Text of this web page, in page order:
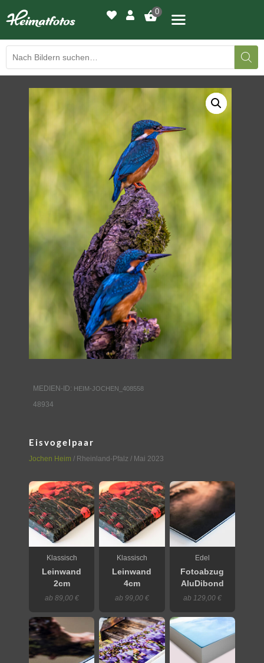
0
BILDERGALERIE
DRUCKQUALITÄTEN
LED-LEUCHTBILDER
WIR DRUCKEN IHR BILD
AUSSTELLUNGEN
HEIMATLICHTER
KONTAKT
MEDIEN-ID: HEIM-JOCHEN_408558
48934
Eisvogelpaar
Jochen Heim / Rheinland-Pfalz / Mai 2023
Klassisch
Leinwand
2cm
ab 89,00 €
Klassisch
Leinwand
4cm
ab 99,00 €
Edel
Fotoabzug
AluDibond
ab 129,00 €